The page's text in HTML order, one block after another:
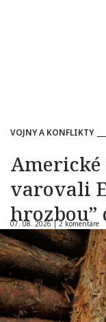
VOJNY A KONFLIKTY
Americké
varovali
hrozbou”
07. 08. 2026 |2 komentáre